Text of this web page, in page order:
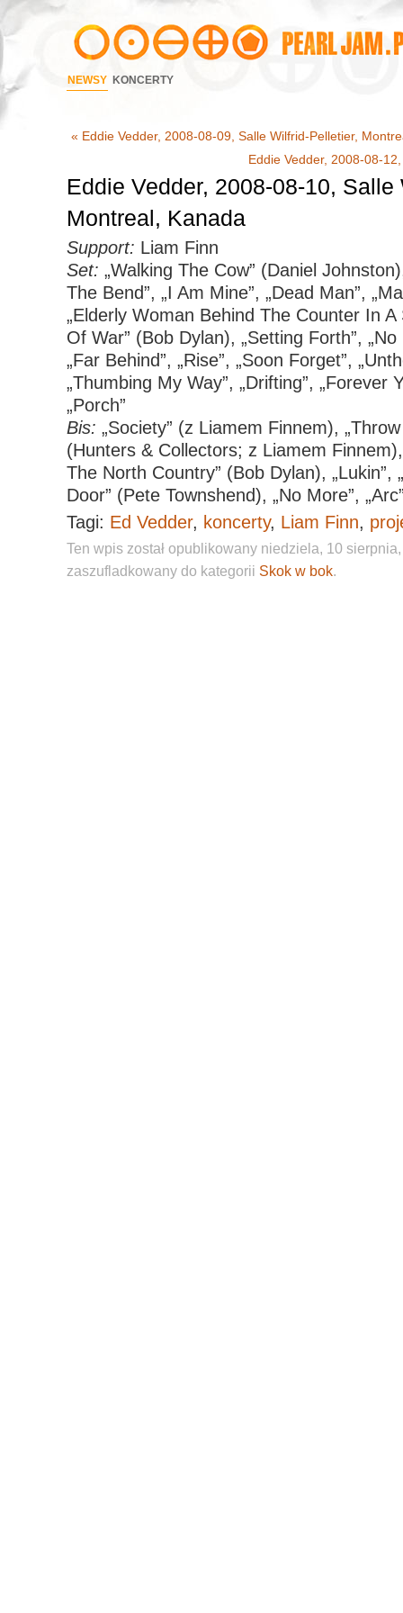
NEWSY KONCERTY
« Eddie Vedder, 2008-08-09, Salle Wilfrid-Pelletier,
Eddie Vedder, 2008-08-
Eddie Vedder, 2008-08-10,
Montreal, Kanada
Support: Liam Finn
Set: „Walking The Cow” (Daniel
The Bend”, „I Am Mine”, „Dead Man”,
„Elderly Woman Behind The Counter In A
Of War” (Bob Dylan), „Setting Forth”, „No
„Far Behind”, „Rise”, „Soon Forget”,
„Thumbing My Way”, „Drifting”, „Forever
„Porch”
Bis: „Society” (z Liamem Finnem),
(Hunters & Collectors; z Liamem
The North Country” (Bob Dylan), „Lukin”,
Door” (Pete Townshend), „No More”,
Tagi: Ed Vedder, koncerty, Liam Finn
Ten wpis został opublikowany niedziela, 10
zaszufladkowany do kategorii Skok w bok.